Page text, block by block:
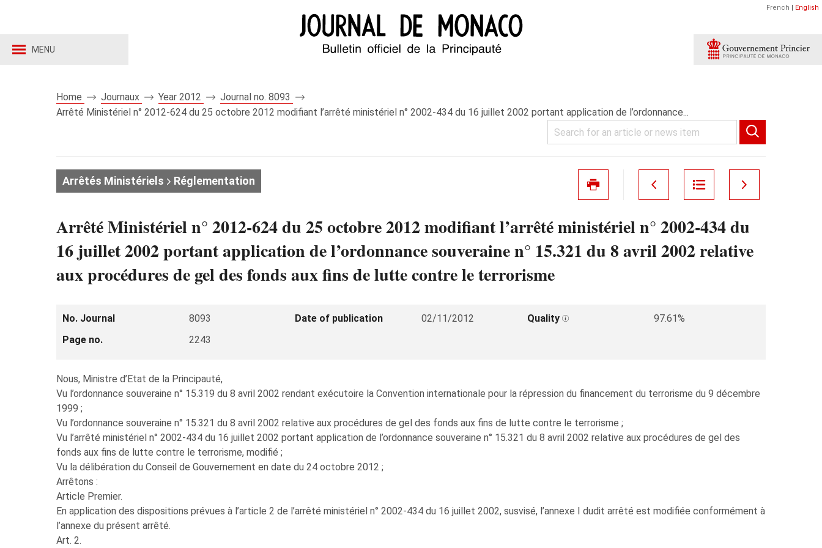
MENU
French | English
Home Journaux Year 2012
Journal no. 8093
Arrêté Ministériel n° 2012-624 du 25 octobre 2012 modifiant l’arrêté ministériel n° 2002-434 du 16 juillet 2002 portant application de l’ordonnance...
Arrêtés Ministériels Réglementation
Arrêté Ministériel n° 2012-624 du 25 octobre 2012 modifiant l’arrêté ministériel n° 2002-434 du
16 juillet 2002 portant application de l’ordonnance souveraine n° 15.321 du 8 avril 2002 relative
aux procédures de gel des fonds aux fins de lutte contre le terrorisme
No. Journal 8093 Date of publication 02/11/2012 Quality
97.61%
Page no.
2243
Nous, Ministre d’Etat de la Principauté,
Vu l’ordonnance souveraine n° 15.319 du 8 avril 2002 rendant exécutoire la Convention internationale pour la répression du financement du terrorisme du 9 décembre
1999 ;
Vu l’ordonnance souveraine n° 15.321 du 8 avril 2002 relative aux procédures de gel des fonds aux fins de lutte contre le terrorisme ;
Vu l’arrêté ministériel n° 2002-434 du 16 juillet 2002 portant application de l’ordonnance souveraine n° 15.321 du 8 avril 2002 relative aux procédures de gel des
fonds aux fins de lutte contre le terrorisme, modifié ;
Vu la délibération du Conseil de Gouvernement en date du 24 octobre 2012 ;
Arrêtons :
Article Premier.
En application des dispositions prévues à l’article 2 de l’arrêté ministériel n° 2002-434 du 16 juillet 2002, susvisé, l’annexe I dudit arrêté est modifiée conformément à
l’annexe du présent arrêté.
Art. 2.